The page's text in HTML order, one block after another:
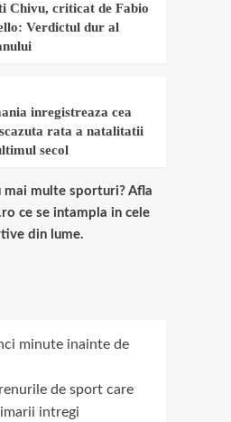
Chivu, criticat de Fabio
Verdictul dur al
inregistreaza cea
rata a natalitatii
secol
mai multe sporturi? Afla
ce se intampla in cele
din lume.
minute inainte de
de sport care
intregi